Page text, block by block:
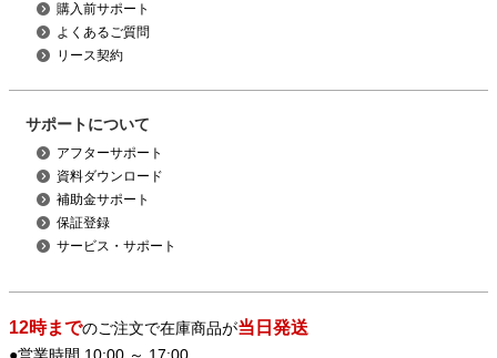
購入前サポート
よくあるご質問
リース契約
サポートについて
アフターサポート
資料ダウンロード
補助金サポート
保証登録
サービス・サポート
12時までのご注文で在庫商品が当日発送